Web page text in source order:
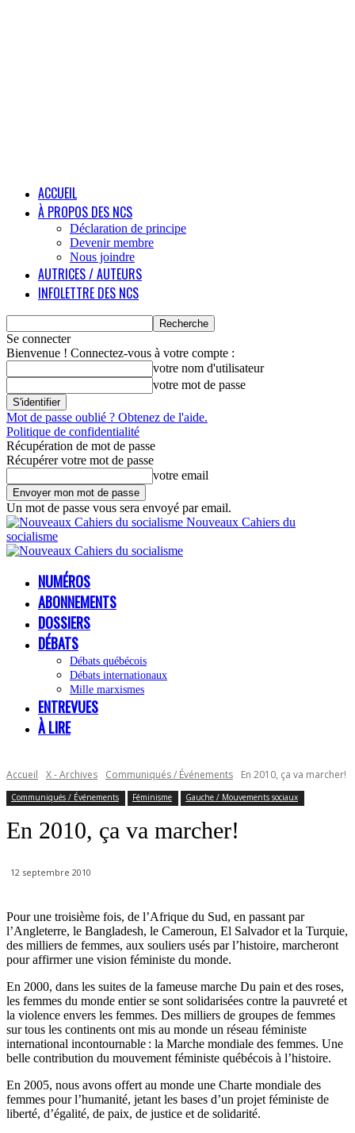
ACCUEIL
À PROPOS DES NCS
Déclaration de principe
Devenir membre
Nous joindre
AUTRICES / AUTEURS
INFOLETTRE DES NCS
Se connecter
Bienvenue ! Connectez-vous à votre compte :
votre nom d'utilisateur
votre mot de passe
Mot de passe oublié ? Obtenez de l'aide.
Politique de confidentialité
Récupération de mot de passe
Récupérer votre mot de passe
votre email
Un mot de passe vous sera envoyé par email.
Nouveaux Cahiers du
socialisme
NUMÉROS
ABONNEMENTS
DOSSIERS
DÉBATS
Débats québécois
Débats internationaux
Mille marxismes
ENTREVUES
À LIRE
Accueil X - Archives Communiqués / Événements En 2010, ça va marcher!
Communiqués / Événements Féminisme Gauche / Mouvements sociaux
En 2010, ça va marcher!
12 septembre 2010
Pour une troisième fois, de l’Afrique du Sud, en passant par
l’Angleterre, le Bangladesh, le Cameroun, El Salvador et la Turquie,
des milliers de femmes, aux souliers usés par l’histoire, marcheront
pour affirmer une vision féministe du monde.
En 2000, dans les suites de la fameuse marche Du pain et des roses,
les femmes du monde entier se sont solidarisées contre la pauvreté et
la violence envers les femmes. Des milliers de groupes de femmes
sur tous les continents ont mis au monde un réseau féministe
international incontournable : la Marche mondiale des femmes. Une
belle contribution du mouvement féministe québécois à l’histoire.
En 2005, nous avons offert au monde une Charte mondiale des
femmes pour l’humanité, jetant les bases d’un projet féministe de
liberté, d’égalité, de paix, de justice et de solidarité.